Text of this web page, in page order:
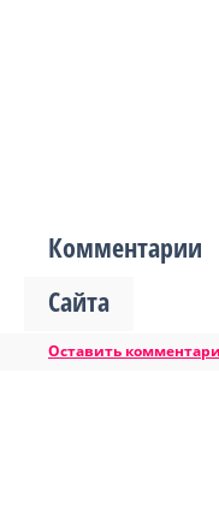
Комментарии
Сайта
Оставить